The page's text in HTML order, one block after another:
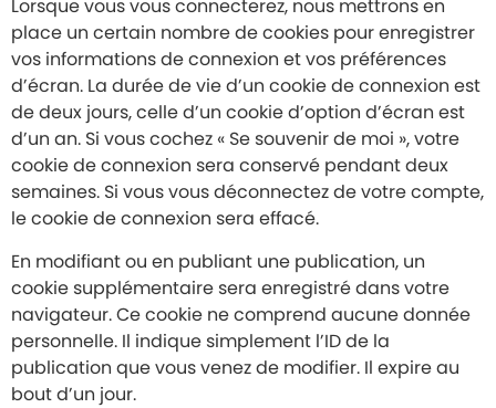
Lorsque vous vous connecterez, nous mettrons en
place un certain nombre de cookies pour enregistrer
vos informations de connexion et vos préférences
d’écran. La durée de vie d’un cookie de connexion est
de deux jours, celle d’un cookie d’option d’écran est
d’un an. Si vous cochez « Se souvenir de moi », votre
cookie de connexion sera conservé pendant deux
semaines. Si vous vous déconnectez de votre compte,
le cookie de connexion sera effacé.
En modifiant ou en publiant une publication, un
cookie supplémentaire sera enregistré dans votre
navigateur. Ce cookie ne comprend aucune donnée
personnelle. Il indique simplement l’ID de la
publication que vous venez de modifier. Il expire au
bout d’un jour.